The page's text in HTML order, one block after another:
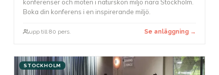
konferenser och möten i naturskön miljö nära Stockholm.
Boka din konferens i en inspirerande miljö.
upp till 80 pers. Se anläggning →
STOCKHOLM